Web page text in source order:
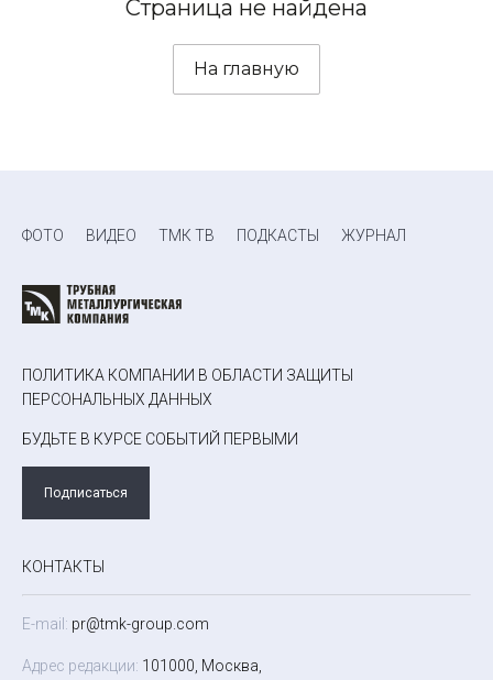
Страница не найдена
На главную
ФОТО ВИДЕО ТМК ТВ ПОДКАСТЫ ЖУРНАЛ
ПОЛИТИКА КОМПАНИИ В ОБЛАСТИ ЗАЩИТЫ
ПЕРСОНАЛЬНЫХ ДАННЫХ
БУДЬТЕ В КУРСЕ СОБЫТИЙ ПЕРВЫМИ
Подписаться
КОНТАКТЫ
E-mail: pr@tmk-group.com
Адрес редакции: 101000, Москва,